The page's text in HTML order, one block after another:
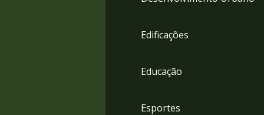
Edificações
Educação
Esportes